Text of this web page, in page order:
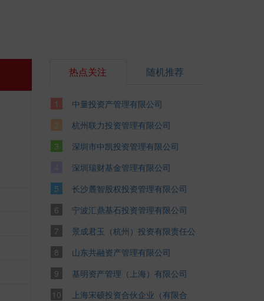
热点关注 随机推荐
中量投资产管理有限公司
杭州联力投资管理有限公司
深圳市中凯投资管理有限公司
深圳瑞财基金管理有限公司
长沙麓智股权投资管理有限公司
宁波汇鼎基石投资管理有限公司
景成君玉（杭州）投资有限责任公
司
山东共融资产管理有限公司
基明资产管理（上海）有限公司
上海宋硕投资合伙企业（有限合